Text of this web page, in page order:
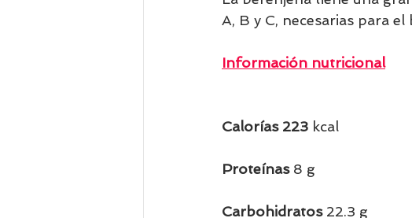
A, B y C, necesarias para
Información nutricional
Calorías 223 kcal
Proteínas 8 g
Carbohidratos 22.3 g